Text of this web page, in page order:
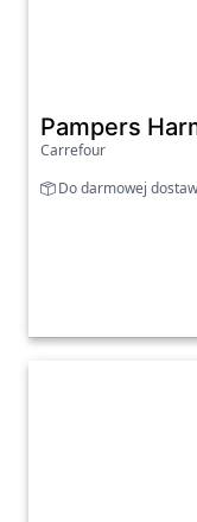
Pampers
Carrefour
Do darmowej